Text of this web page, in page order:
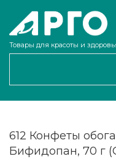
Товары для красоты и
612 Конфеты
Бифидопан, 70 г